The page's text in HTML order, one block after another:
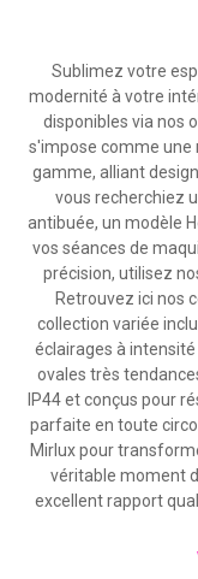
Sublimez votre
modernité à votre
disponibles via nos
s'impose comme une
gamme, alliant
vous recherchiez
antibuée, un modèle
vos séances de
précision, utilisez
Retrouvez ici nos
collection variée
éclairages à
ovales très
IP44 et conçus pour
parfaite en toute
Mirlux pour
véritable moment
excellent rapport